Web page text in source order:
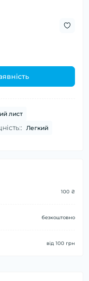
лист
Легкий
100 ₴
безкоштовно
від 100 грн